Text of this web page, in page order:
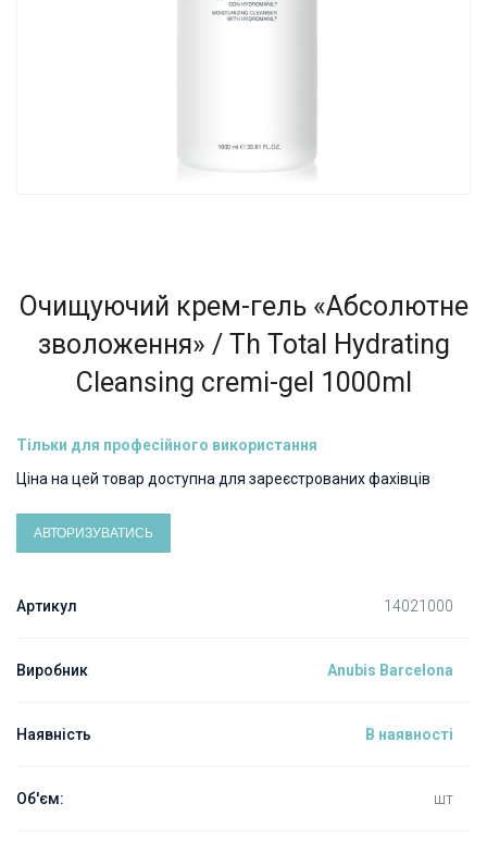
Очищуючий крем-гель «Абсолютне
зволоження» / Th Total Hydrating
Cleansing cremi-gel 1000ml
Тільки для професійного використання
Ціна на цей товар доступна для зареєстрованих фахівців
АВТОРИЗУВАТИСЬ
Артикул 14021000
Виробник Anubis Barcelona
Наявність В наявності
Об'єм: шт